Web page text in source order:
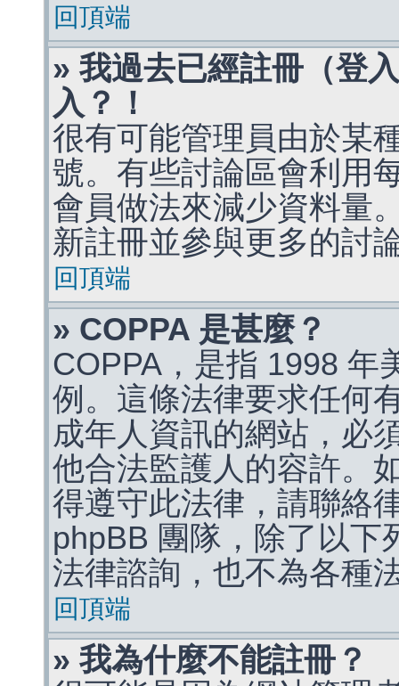
回頂端
» 我過去已經註冊（登
入？！
很有可能管理員由於某
號。有些討論區會利用
會員做法來減少資料量
新註冊並參與更多的討
回頂端
» COPPA 是甚麼？
COPPA，是指 1998 年
例。這條法律要求任何
成年人資訊的網站，必
他合法監護人的容許。
得遵守此法律，請聯絡
phpBB 團隊，除了以下
法律諮詢，也不為各種
回頂端
» 我為什麼不能註冊？